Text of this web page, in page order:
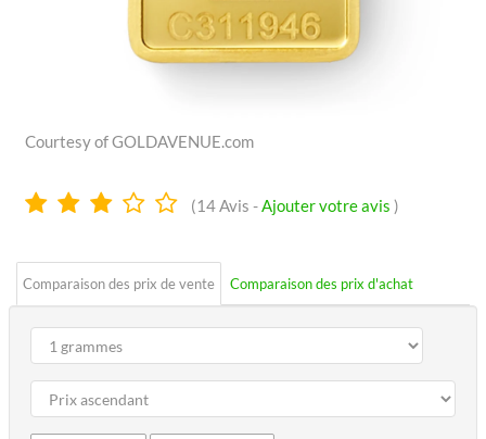
Courtesy of GOLDAVENUE.com
2.8
(14Avis -Ajouter votre avis )
Comparaison des prix de vente Comparaison des prix d'achat